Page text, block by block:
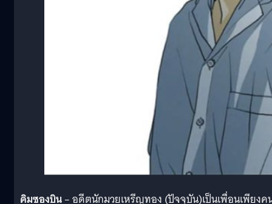
คิมซองบิน– อดีตนักมวยเหรีญทอง (ปัจจุบัน)เป็นเพื่อนเพียงค